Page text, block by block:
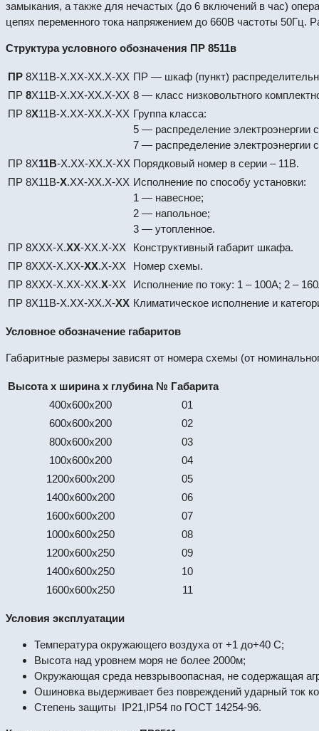
замыкания, а также для нечастых (до 6 включений в час)
цепях переменного тока напряжением до 660В частоты
Структура условного обозначения ПР 8511в
ПР 8Х11В-X.ХX-XХ.X-XX ПР — шкаф (пункт)
ПР 8Х11В-X.ХX-XХ.X-XX 8 — класс низковольтного
ПР 8Х11В-X.ХX-XХ.X-XX Группа класса:
5 — распределение электроэнергии
7 — распределение электроэнергии
ПР 8Х11В-X.ХX-XХ.X-XX Порядковый номер в серии – 11В.
ПР 8Х11В-X.ХX-XХ.X-XX Исполнение по способу установки:
1 — навесное;
2 — напольное;
3 — утопленное.
ПР 8ХХХ-Х.XХ-XХ.X-XX
Конструктивный габарит шкафа.
ПР 8ХХХ-Х.ХХ-XX.Х-XX
Номер схемы.
ПР 8ХХХ-Х.ХХ-ХХ.X-XX
Исполнение по току: 1 – 100А; 2 –
ПР 8Х11В-X.ХX-XХ.X-XX Климатическое исполнение и
Условное обозначение габаритов
Габаритные размеры зависят от номера схемы (от
Высота х ширина х глубина № Габарита
400х600х200
01
600х600х200
02
800х600х200
03
100х600х200
04
1200х600х200
05
1400х600х200
06
1600х600х200
07
1000х600х250
08
1200х600х250
09
1400х600х250
10
1600х600х250
11
Условия эксплуатации
Температура окружающего воздуха от +1 до+40 С;
Высота над уровнем моря не более 2000м;
Окружающая среда невзрывоопасная, не содержащая
Ошиновка выдерживает без повреждений ударный ток
Степень защиты IP21,IP54 по ГОСТ 14254-96.